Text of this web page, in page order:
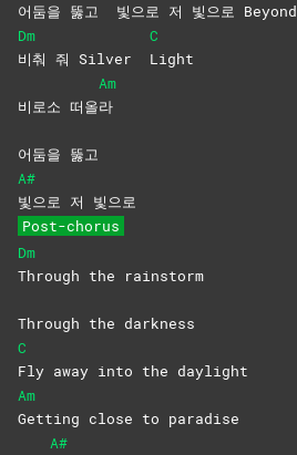
어둠을 뚫고 빛으로 저 빛으로 Beyond
Dm
비춰 줘 Silver
C
Light
비로소 떠올
Am
라
어둠을 뚫고
A#
빛으로 저 빛으로
Post-chorus
Dm
Through the rainstorm
Through the darkness
C
Fly away into the daylight
Am
Getting close to paradise
A#